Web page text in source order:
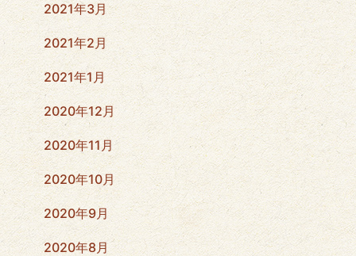
2021年3月
2021年2月
2021年1月
2020年12月
2020年11月
2020年10月
2020年9月
2020年8月